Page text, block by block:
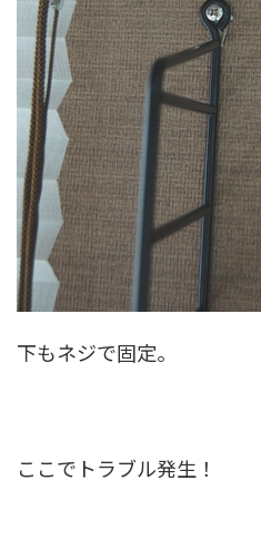
下もネジで固定。
ここでトラブル発生！